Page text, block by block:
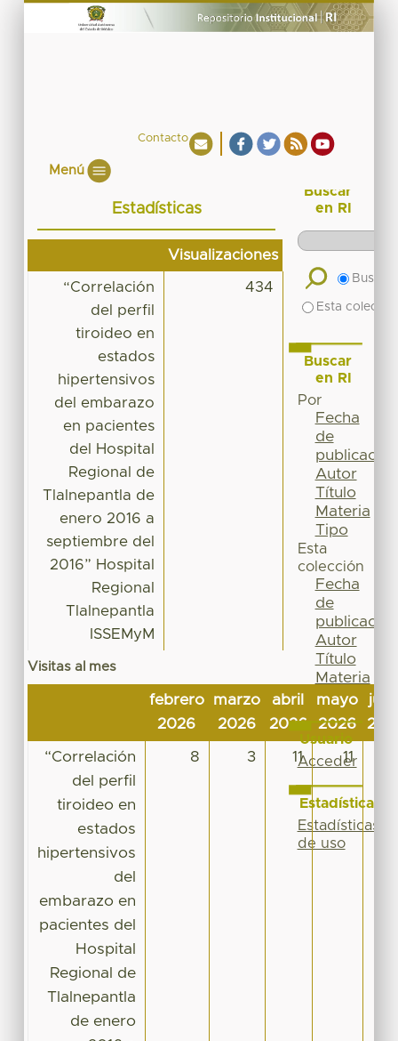
Contacto
Menú
Estadísticas
Visualizaciones
“Correlación
del perfil
tiroideo en
estados
hipertensivos
del embarazo
en pacientes
del Hospital
Regional de
Tlalnepantla de
enero 2016 a
septiembre del
2016” Hospital
Regional
Tlalnepantla
ISSEMyM
434
Visitas al mes
febrero
2026
marzo
2026
abril
2026
mayo
2026
“Correlación
del perfil
tiroideo en
estados
hipertensivos
del
embarazo en
pacientes del
Hospital
Regional de
Tlalnepantla
de enero
8 3 11 11
Buscar
en RI
Buscar
Esta
Buscar
en RI
Por
Fecha
de
publicación
Autor
Título
Materia
Tipo
Esta
colección
Fecha
de
publicación
Autor
Título
Materia
Tipo
Usuario
Acceder
Estadísticas
Estadísticas
de uso